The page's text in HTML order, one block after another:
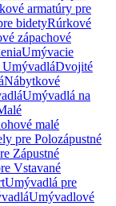
armatúry pre
bidetyRúrkové
zápachové
Umývacie
Dvojité
Nábytkové
Umývadlá na
malé
pre Polozápustné
Zápustné
Vstavané
Umývadlá pre
Umývadlové